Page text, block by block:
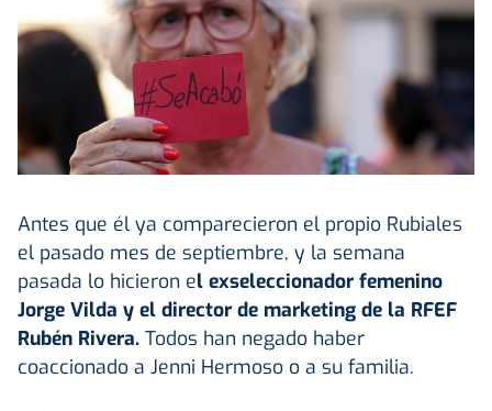
Antes que él ya comparecieron el propio Rubiales
el pasado mes de septiembre, y la semana
pasada lo hicieron el exseleccionador femenino
Jorge Vilda y el director de marketing de la RFEF
Rubén Rivera. Todos han negado haber
coaccionado a Jenni Hermoso o a su familia.